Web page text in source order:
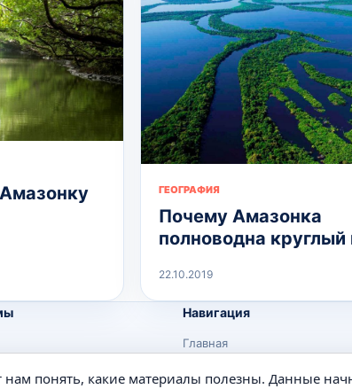
ГЕОГРАФИЯ
Почему Амазонка
полноводна круглый
22.10.2019
Навигация
Главная
нам понять, какие материалы полезны. Данные